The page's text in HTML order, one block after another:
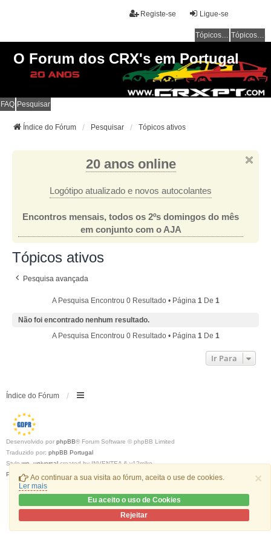
×
Ao continuar a sua visita ao fórum, aceita o use de cookies.
Ler mais
Eu aceito o uso de Cookies
Rejeitar
Ligue-se
Registe-se
Tópicos sem resposta Tópicos ativos
O Forum dos CRX's em Portugal
FAQ Pesquisar
Índice do Fórum Pesquisar Tópicos ativos
20 anos online
Logótipo atualizado e novos autocolantes
Encontros mensais, todos os 2ºs domingos do mês
em conjunto com o AJA
Tópicos ativos
Pesquisa avançada
A Pesquisa Encontrou 0 Resultado • Página 1De 1
Não foi encontrado nenhum resultado.
A Pesquisa Encontrou 0 Resultado • Página 1De 1
Ir Para
Índice do Fórum
Desenvolvido por phpBB® Forum Software © phpBB Limited
Traduzido por: phpBB Portugal
Stylewe_universalcreated by INVENTEA & v12mike
Privacidade
Termos